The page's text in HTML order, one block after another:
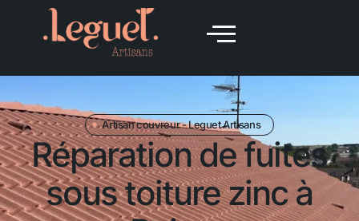
Artisan couvreur - Leguet Artisans
Réparation de fuites
sous toiture zinc à